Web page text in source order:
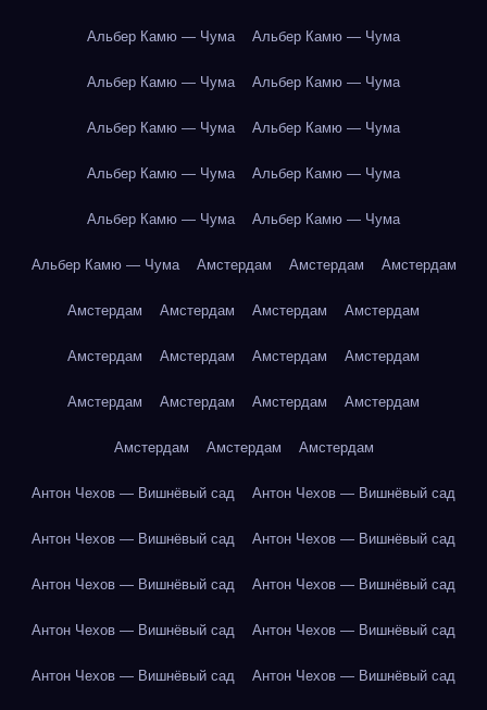
Альбер Камю — Чума Альбер Камю — Чума
Альбер Камю — Чума Альбер Камю — Чума
Альбер Камю — Чума Альбер Камю — Чума
Альбер Камю — Чума Альбер Камю — Чума
Альбер Камю — Чума Альбер Камю — Чума
Альбер Камю — Чума Амстердам Амстердам Амстердам
Амстердам Амстердам Амстердам Амстердам
Амстердам Амстердам Амстердам Амстердам
Амстердам Амстердам Амстердам Амстердам
Амстердам Амстердам Амстердам
Антон Чехов — Вишнёвый сад Антон Чехов — Вишнёвый сад
Антон Чехов — Вишнёвый сад Антон Чехов — Вишнёвый сад
Антон Чехов — Вишнёвый сад Антон Чехов — Вишнёвый сад
Антон Чехов — Вишнёвый сад Антон Чехов — Вишнёвый сад
Антон Чехов — Вишнёвый сад Антон Чехов — Вишнёвый сад